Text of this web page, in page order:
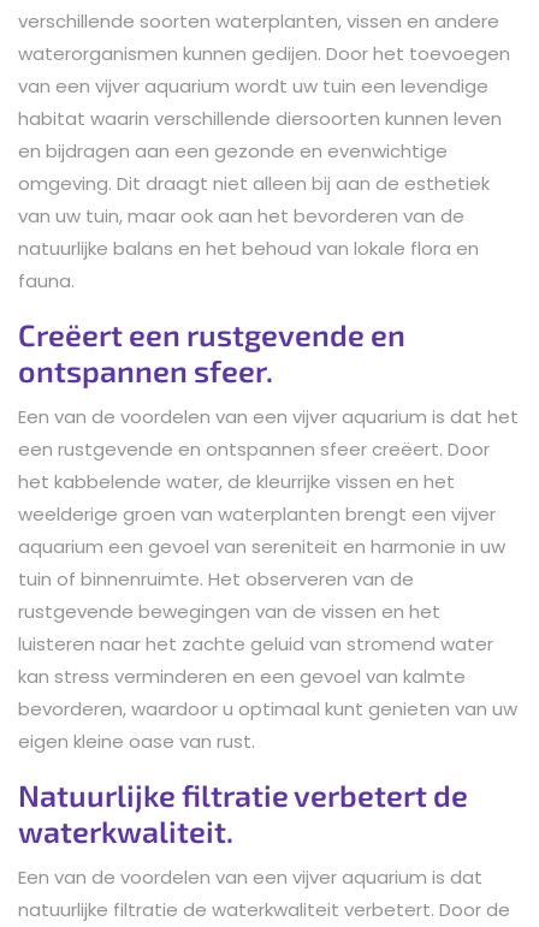
verschillende soorten waterplanten, vissen en andere
waterorganismen kunnen gedijen. Door het toevoegen
van een vijver aquarium wordt uw tuin een levendige
habitat waarin verschillende diersoorten kunnen leven
en bijdragen aan een gezonde en evenwichtige
omgeving. Dit draagt niet alleen bij aan de esthetiek
van uw tuin, maar ook aan het bevorderen van de
natuurlijke balans en het behoud van lokale flora en
fauna.
Creëert een rustgevende en
ontspannen sfeer.
Een van de voordelen van een vijver aquarium is dat het
een rustgevende en ontspannen sfeer creëert. Door
het kabbelende water, de kleurrijke vissen en het
weelderige groen van waterplanten brengt een vijver
aquarium een gevoel van sereniteit en harmonie in uw
tuin of binnenruimte. Het observeren van de
rustgevende bewegingen van de vissen en het
luisteren naar het zachte geluid van stromend water
kan stress verminderen en een gevoel van kalmte
bevorderen, waardoor u optimaal kunt genieten van uw
eigen kleine oase van rust.
Natuurlijke filtratie verbetert de
waterkwaliteit.
Een van de voordelen van een vijver aquarium is dat
natuurlijke filtratie de waterkwaliteit verbetert. Door de